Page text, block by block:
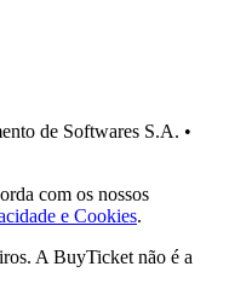
de Softwares S.A. •
com os nossos
e Cookies.
A BuyTicket não é a